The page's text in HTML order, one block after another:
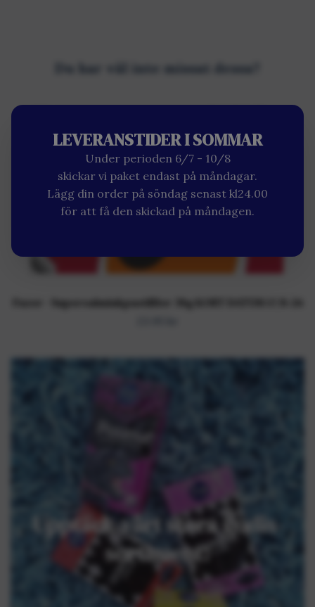
Upptäck vårt stora godis-
sortiment!
Fazer - Supersalmiakpastilller 38g KORT DATUM 17/8-26
LEVERANSTIDER I SOMMAR
Under perioden 6/7 - 10/8
skickar vi paket endast på måndagar.
Lägg din order på söndag senast kl24.00
för att få den skickad på måndagen.